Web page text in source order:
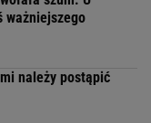
ważniejszego
należy postąpić